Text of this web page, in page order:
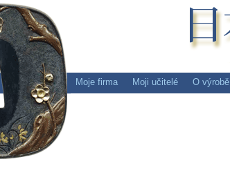
Moje firma Moji učitelé O výrobě